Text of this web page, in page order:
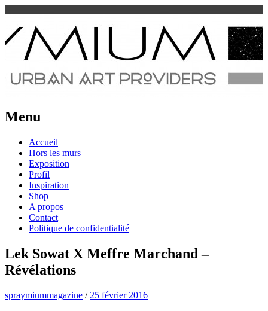
Spraymium Magazine
Urban Art Provider
Menu
Aller
contenu
Accueil
Hors les murs
Exposition
Profil
Inspiration
Shop
A propos
Contact
Politique de confidentialité
Lek Sowat X Meffre Marchand –
Révélations
spraymiummagazine / 25 février 2016